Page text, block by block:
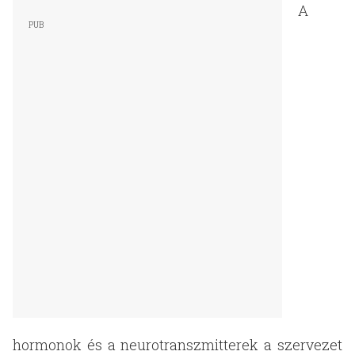
A
hormonok és a neurotranszmitterek a szervezet